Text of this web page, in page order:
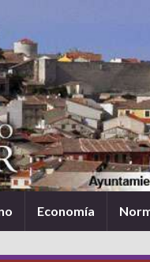
Economía